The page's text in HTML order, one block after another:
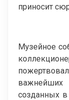
приносит
Музейное
важнейших
созданных